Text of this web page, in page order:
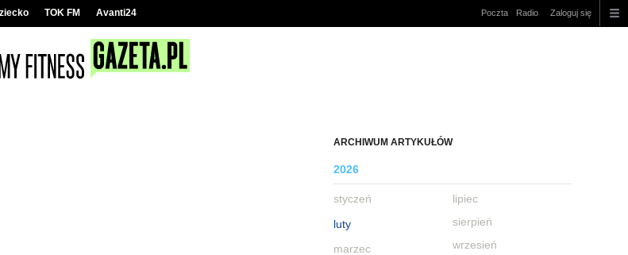
TOK FM Avanti24 Poczta Radio Zaloguj się
ARCHIWUM ARTYKUŁÓW
2026
styczeń
luty
marzec
lipiec
sierpień
wrzesień